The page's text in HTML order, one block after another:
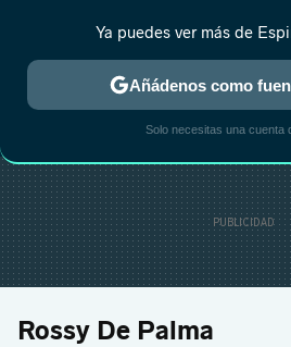
ESTRENOS REALITY
Rossy De Palma
Ya puedes ver más de
Añádenos como
Solo necesitas una cuenta